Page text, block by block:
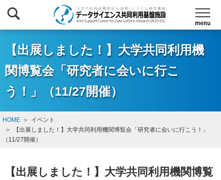
【出展しました！】大学共同利用機
関博覧会「研究者に会いに行こ
う！」（11/27開催）
HOME
イベント
【出展しました！】大学共同利用機関博覧会「研究者に会いに行こう！」
（11/27開催）
【出展しました！】大学共同利用機関博覧